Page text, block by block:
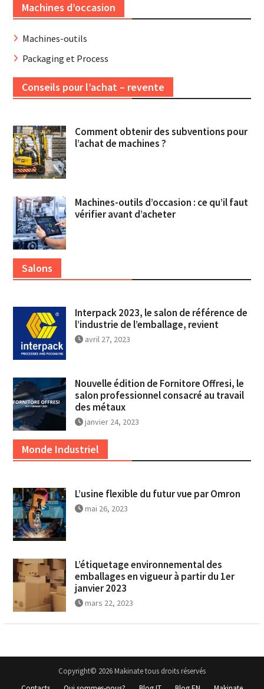
Machines d’occasion
Machines-outils
Packaging et Process
Conseils pour l’achat – revente
Comment obtenir des subventions pour
l’achat de machines ?
Machines-outils d’occasion : ce qu’il faut
vérifier avant d’acheter
Salons
Interpack 2023, le salon de référence de
l’industrie de l’emballage, revient
avril 27, 2023
Nouvelle édition de Fornitore Offresi, le
salon professionnel consacré au travail
des métaux
janvier 24, 2023
Monde Industriel
L’usine flexible du futur vue par Omron
mai 26, 2023
L’étiquetage environnemental des
emballages en vigueur à partir du 1er
janvier 2023
mars 22, 2023
Copyright© 2026 Makinate tous droits réservés